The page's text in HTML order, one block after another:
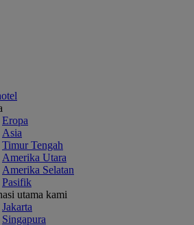
Eropa
Asia
Timur Tengah
Amerika Utara
Amerika Selatan
Pasifik
utama kami
Jakarta
Singapura